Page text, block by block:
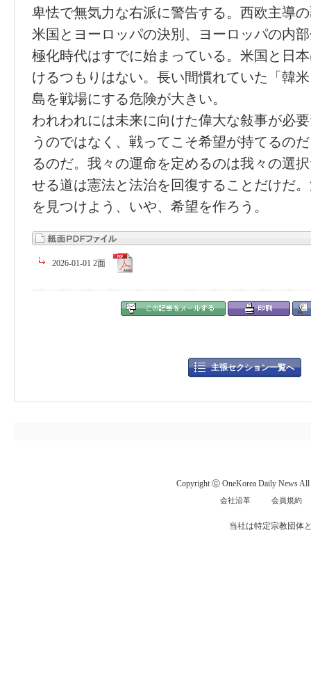
卑怯で無気力な右派に警告する。西欧主導
米国とヨーロッパの決別、ヨーロッパの内
極化時代はすでに始まっている。米国と日
けるつもりはない。長い間慣れていた「韓
島を戦場にする危険が大きい。
われわれには未来に向けた偉大な敍事が必
うのではなく、戦ってこそ希望が持てるの
るのだ。我々の運命を定めるのは我々の選
せる道は憲法と法治を回復することだけだ
を見つけよう、いや、希望を作ろう。
2026-01-01 2面
主張セクション一覧へ
Copyright ⓒ OneKorea Daily News All
会社沿革 会員規約
当社は特定宗教団体